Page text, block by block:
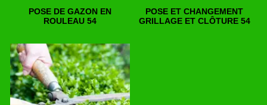
POSE DE GAZON EN
ROULEAU 54
POSE ET CHANGEMENT
GRILLAGE ET CLÔTURE 54